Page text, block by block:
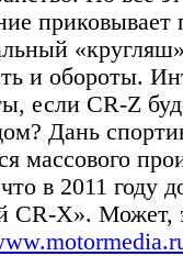
приковывает
и обороты.
если CR-Z
Дань
массового
в 2011 году
CR-X». Может,